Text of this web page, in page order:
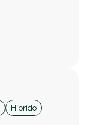
Híbrido